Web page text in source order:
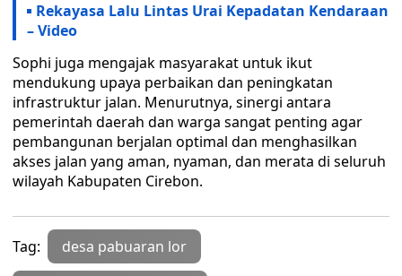
Rekayasa Lalu Lintas Urai Kepadatan Kendaraan
– Video
Sophi juga mengajak masyarakat untuk ikut
mendukung upaya perbaikan dan peningkatan
infrastruktur jalan. Menurutnya, sinergi antara
pemerintah daerah dan warga sangat penting agar
pembangunan berjalan optimal dan menghasilkan
akses jalan yang aman, nyaman, dan merata di seluruh
wilayah Kabupaten Cirebon.
Tag: desa pabuaran lor